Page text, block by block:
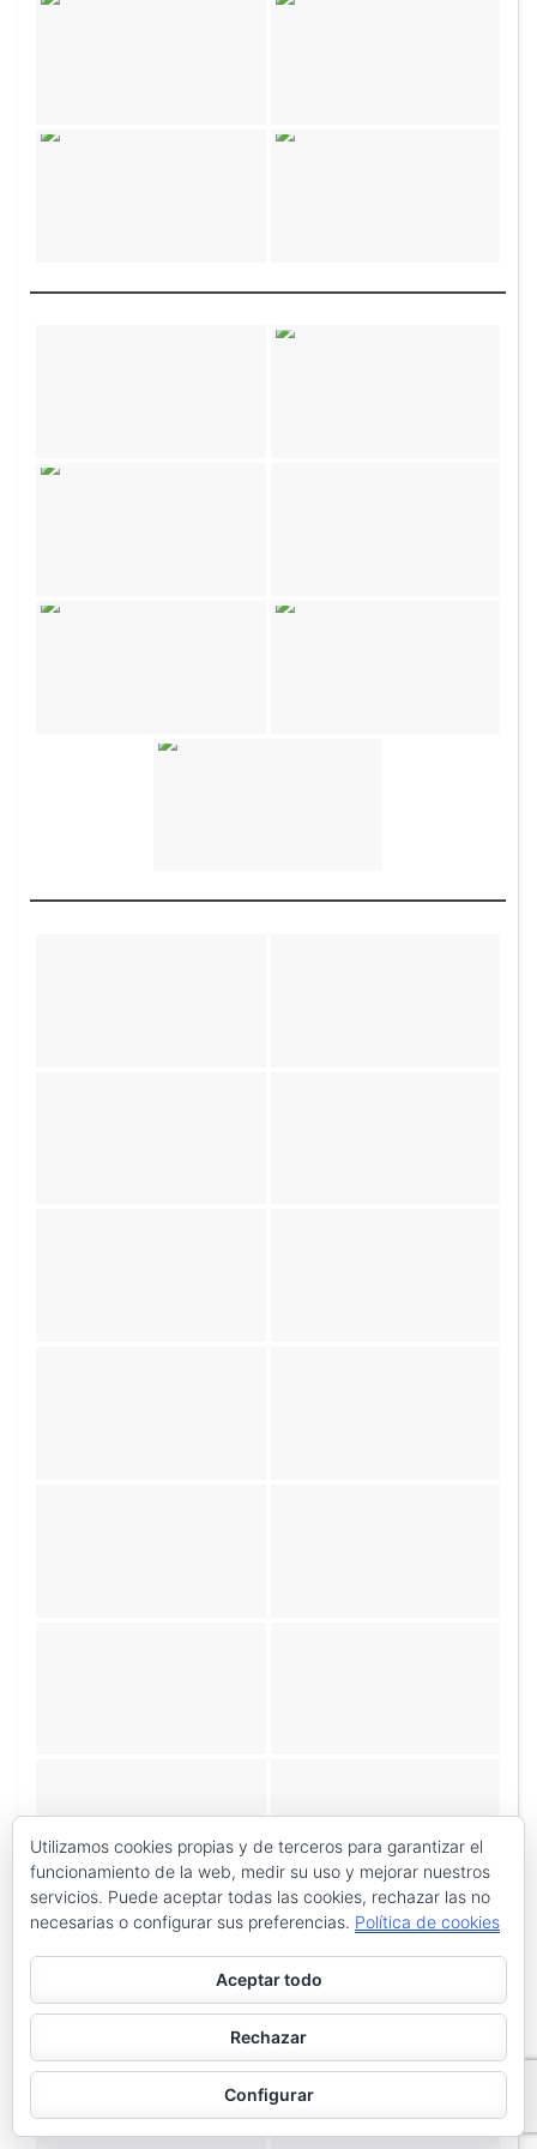
Utilizamos cookies propias y de terceros para garantizar el
funcionamiento de la web, medir su uso y mejorar nuestros
servicios. Puede aceptar todas las cookies, rechazar las no
necesarias o configurar sus preferencias. Política de cookies
Aceptar todo
Rechazar
Configurar